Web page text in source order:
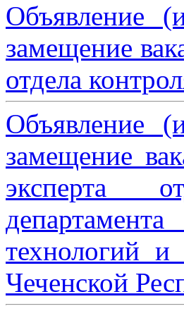
Объявление
замещение
отдела
Объявление
замещение
эксперта
технологий и
Чеченской